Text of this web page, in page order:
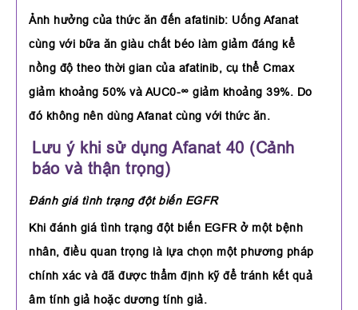
Ảnh hưởng của thức ăn đến afatinib: Uống Afanat
cùng với bữa ăn giàu chất béo làm giảm đáng kể
nồng độ theo thời gian của afatinib, cụ thể Cmax
giảm khoảng 50% và AUC0-∞ giảm khoảng 39%. Do
đó không nên dùng Afanat cùng với thức ăn.
Lưu ý khi sử dụng Afanat 40 (Cảnh
báo và thận trọng)
Đánh giá tình trạng đột biến EGFR
Khi đánh giá tình trạng đột biến EGFR ở một bệnh
nhân, điều quan trọng là lựa chọn một phương pháp
chính xác và đã được thẩm định kỹ để tránh kết quả
âm tính giả hoặc dương tính giả.